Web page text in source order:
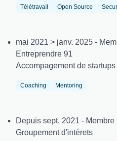
Télétravail
Open Source
mai 2021 > janv. 2025 -
Entreprendre 91
Accompagement de startups
Coaching Mentoring
Depuis sept. 2021 -
Groupement d'intérets